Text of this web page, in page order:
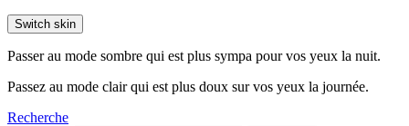
Switch skin
Passer au mode sombre qui est plus sympa pour vos yeux la nuit.
Passez au mode clair qui est plus doux sur vos yeux la journée.
Recherche